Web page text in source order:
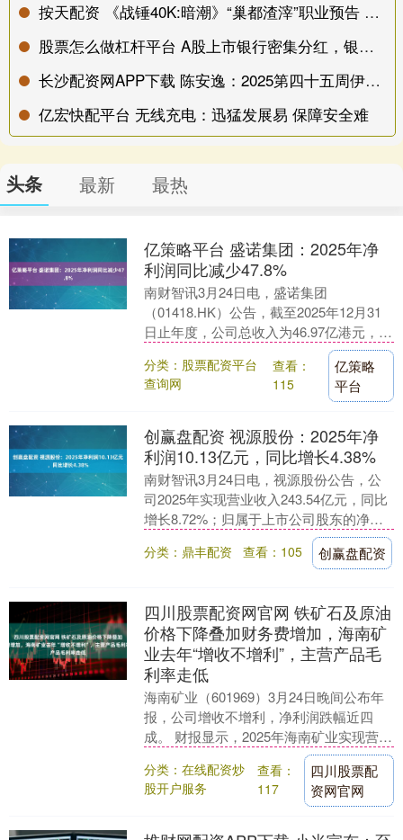
按天配资 《战锤40K:暗潮》“巢都渣滓”职业预告 12月2日上线
股票怎么做杠杆平台 A股上市银行密集分红，银行ETF指数(512730)涨势不断，周线斩获十连阳
长沙配资网APP下载 陈安逸：2025第四十五周伊周重要星象1103
亿宏快配平台 无线充电：迅猛发展易 保障安全难
头条 最新 最热
亿策略平台 盛诺集团：2025年净
利润同比减少47.8%
南财智讯3月24日电，盛诺集团
（01418.HK）公告，截至2025年12月31
日止年度，公司总收入为46.97亿港元，同
比增长14.8%；年内溢利为8480.....
分类：股票配资平台
查询网
查看：
115
亿策略
平台
创赢盘配资 视源股份：2025年净
利润10.13亿元，同比增长4.38%
南财智讯3月24日电，视源股份公告，公
司2025年实现营业收入243.54亿元，同比
增长8.72%；归属于上市公司股东的净利
润10.13亿元，同比增长4.38%....
分类：鼎丰配资 查看：105 创赢盘配资
四川股票配资网官网 铁矿石及原油
价格下降叠加财务费增加，海南矿
业去年“增收不增利”，主营产品毛
利率走低
海南矿业（601969）3月24日晚间公布年
报，公司增收不增利，净利润跌幅近四
成。 财报显示，2025年海南矿业实现营业
收入44.16亿元，同比增长8.62%；....
分类：在线配资炒
股开户服务
查看：
117
四川股票配
资网官网